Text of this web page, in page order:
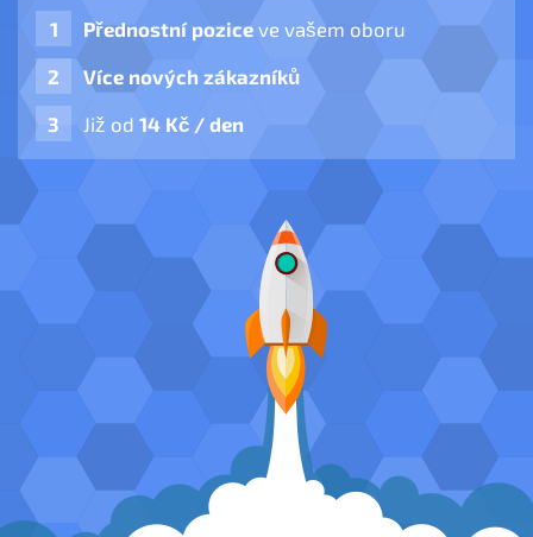
Přednostní pozice ve vašem oboru
Více nových zákazníků
Již od 14 Kč / den